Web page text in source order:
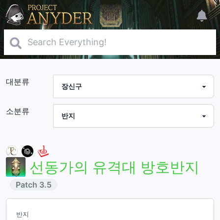
대분류
소분류
선동가의 유격대 방호반지
Patch 3.5
반지